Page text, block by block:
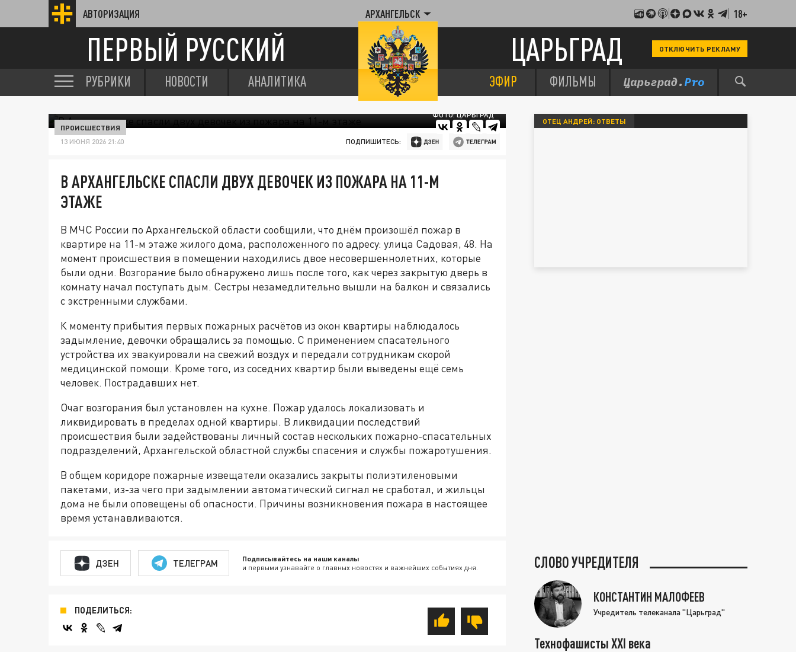
АВТОРИЗАЦИЯ АРХАНГЕЛЬСК 18+
ПЕРВЫЙ РУССКИЙ ЦАРЬГРАД ОТКЛЮЧИТЬ РЕКЛАМУ
РУБРИКИ НОВОСТИ АНАЛИТИКА ЭФИР ФИЛЬМЫ
ФОТО: ЦАРЬГРАД
ПРОИСШЕСТВИЯ
13 ИЮНЯ 2026 21:40 ПОДПИШИТЕСЬ:
В АРХАНГЕЛЬСКЕ СПАСЛИ ДВУХ ДЕВОЧЕК ИЗ ПОЖАРА НА 11-М
ЭТАЖЕ
В МЧС России по Архангельской области сообщили, что днём произошёл пожар в
квартире на 11-м этаже жилого дома, расположенного по адресу: улица Садовая, 48. На
момент происшествия в помещении находились двое несовершеннолетних, которые
были одни. Возгорание было обнаружено лишь после того, как через закрытую дверь в
комнату начал поступать дым. Сестры незамедлительно вышли на балкон и связались
с экстренными службами.
К моменту прибытия первых пожарных расчётов из окон квартиры наблюдалось
задымление, девочки обращались за помощью. С применением спасательного
устройства их эвакуировали на свежий воздух и передали сотрудникам скорой
медицинской помощи. Кроме того, из соседних квартир были выведены ещё семь
человек. Пострадавших нет.
Очаг возгорания был установлен на кухне. Пожар удалось локализовать и
ликвидировать в пределах одной квартиры. В ликвидации последствий
происшествия были задействованы личный состав нескольких пожарно-спасательных
подразделений, Архангельской областной службы спасения и службы пожаротушения.
В общем коридоре пожарные извещатели оказались закрыты полиэтиленовыми
пакетами, из-за чего при задымлении автоматический сигнал не сработал, и жильцы
дома не были оповещены об опасности. Причины возникновения пожара в настоящее
время устанавливаются.
ДЗЕН ТЕЛЕГРАМ Подписывайтесь на наши каналы
и первыми узнавайте о главных новостях и важнейших событиях дня.
ПОДЕЛИТЬСЯ:
ОТЕЦ АНДРЕЙ: ОТВЕТЫ
СЛОВО УЧРЕДИТЕЛЯ
КОНСТАНТИН МАЛОФЕЕВ
Учредитель телеканала "Царьград"
Технофашисты XXI века